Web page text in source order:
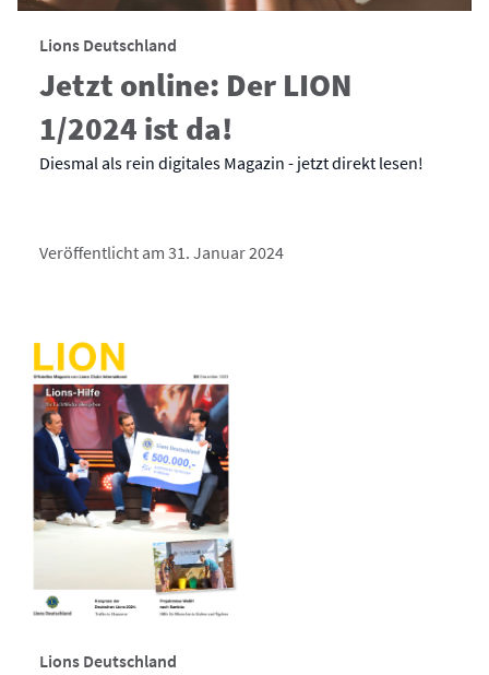
Lions Deutschland
Jetzt online: Der LION
1/2024 ist da!
Diesmal als rein digitales Magazin - jetzt direkt lesen!
Veröffentlicht am 31. Januar 2024
Lions Deutschland